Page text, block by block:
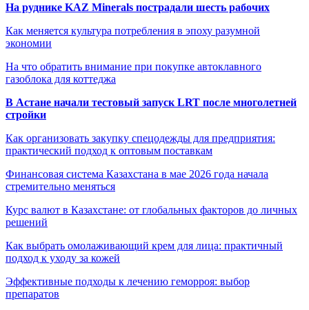
На руднике KAZ Minerals пострадали шесть рабочих
Как меняется культура потребления в эпоху разумной
экономии
На что обратить внимание при покупке автоклавного
газоблока для коттеджа
В Астане начали тестовый запуск LRT после многолетней
стройки
Как организовать закупку спецодежды для предприятия:
практический подход к оптовым поставкам
Финансовая система Казахстана в мае 2026 года начала
стремительно меняться
Курс валют в Казахстане: от глобальных факторов до личных
решений
Как выбрать омолаживающий крем для лица: практичный
подход к уходу за кожей
Эффективные подходы к лечению геморроя: выбор
препаратов